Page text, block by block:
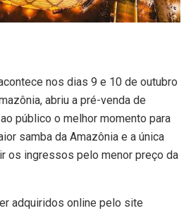
nos dias 9 e 10 de outubro
abriu a pré-venda de
público o melhor momento para
samba da Amazônia e a única
os ingressos pelo menor preço da
adquiridos online pelo site